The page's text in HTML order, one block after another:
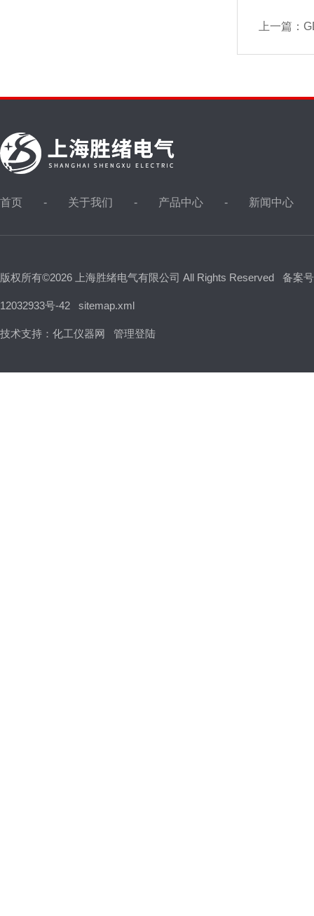
上一篇：
首页 关于我们 产品中心 新闻中心
版权所有©2026 上海胜绪电气有限公司 All Rights Reserved 备案
12032933号-42 sitemap.xml
技术支持： 化工仪器网 管理登陆